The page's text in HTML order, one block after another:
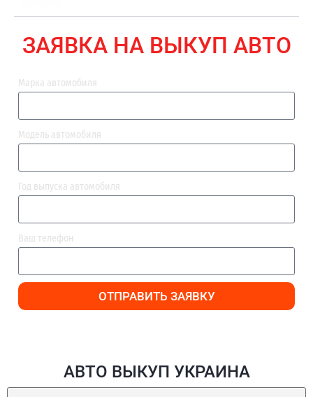
ЗАЯВКА НА ВЫКУП АВТО
Марка автомобиля
Модель автомобиля
Год выпуска автомобиля
Ваш телефон
ОТПРАВИТЬ ЗАЯВКУ
АВТО ВЫКУП УКРАИНА